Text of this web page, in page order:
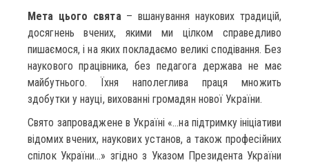
Мета цього свята– вшанування наукових традицій,
досягнень вчених, якими ми цілком справедливо
пишаємося, і на яких покладаємо великі сподівання. Без
наукового працівника, без педагога держава не має
майбутнього. Їхня наполеглива праця множить
здобутки у науці, вихованні громадян нової України.
Свято запроваджене в Україні «…на підтримку ініціативи
відомих вчених, наукових установ, а також професійних
спілок України…» згідно з Указом Президента України